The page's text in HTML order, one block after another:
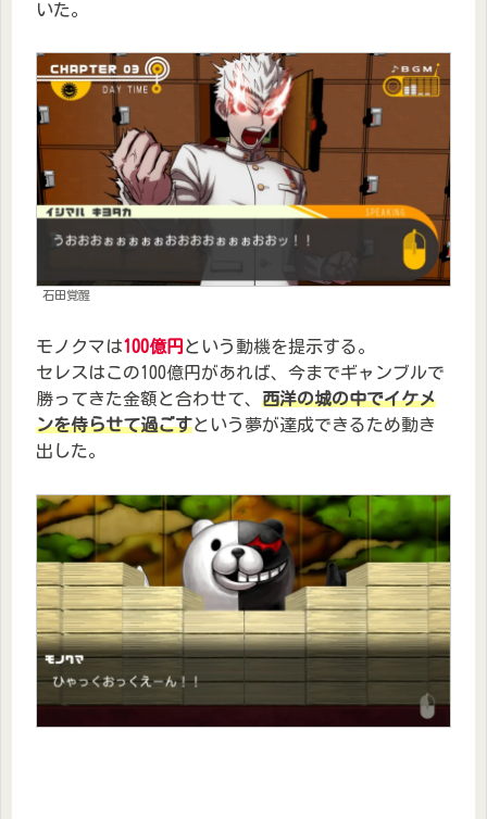
いた。
石田覚醒
モノクマは100億円 という動機を提示する。
セレスはこの100億円があれば、今までギャンブルで
勝ってきた金額と合わせて、 西洋の城の中でイケメ
ンを侍らせて過ごすという夢が達成できるため動き
出した。